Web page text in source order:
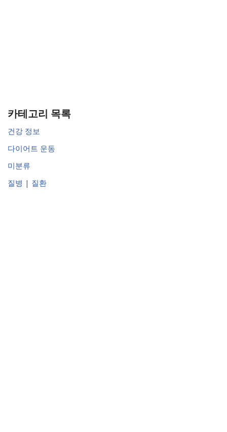
카테고리 목록
건강 정보
다이어트 운동
미분류
질병 | 질환